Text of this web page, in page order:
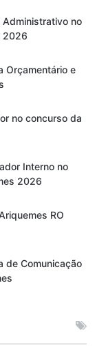
no
2026
Orçamentário e
no concurso da
Interno no
2026
RO
de Comunicação